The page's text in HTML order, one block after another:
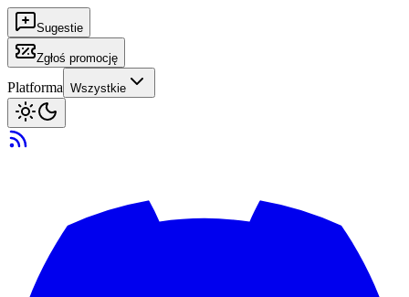
Sugestie
Zgłoś promocję
Platforma Wszystkie